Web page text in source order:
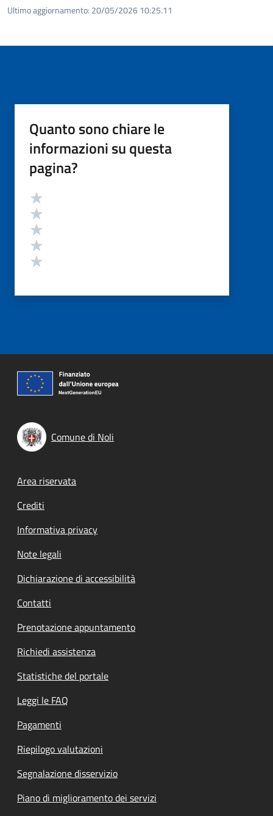
Ultimo aggiornamento: 20/05/2026 10:25.11
Quanto sono chiare le
informazioni su questa
pagina?
Valutazione
Comune di Noli
Footer menu
Area riservata
Crediti
Informativa privacy
Note legali
Dichiarazione di accessibilità
Contatti
Prenotazione appuntamento
Richiedi assistenza
Statistiche del portale
Leggi le FAQ
Pagamenti
Riepilogo valutazioni
Segnalazione disservizio
Piano di miglioramento dei servizi